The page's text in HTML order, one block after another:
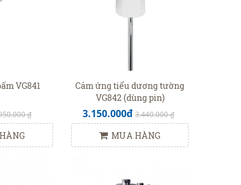
VG841
₫
Cảm ứng tiểu dương tường
VG842 (dùng pin)
3.150.000đ 3.440.000 ₫
MUA HÀNG